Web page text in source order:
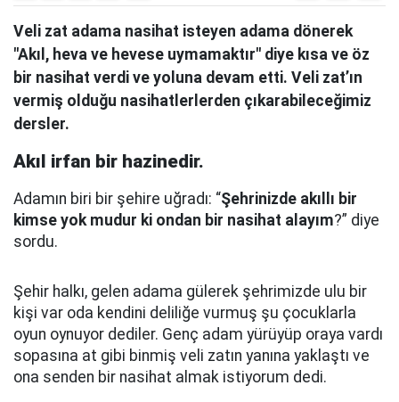
Veli zat adama nasihat isteyen adama dönerek
"Akıl, heva ve hevese uymamaktır" diye kısa ve öz
bir nasihat verdi ve yoluna devam etti. Veli zat’ın
vermiş olduğu nasihatlerlerden çıkarabileceğimiz
dersler.
Akıl irfan bir hazinedir.
Adamın biri bir şehire uğradı: “Şehrinizde akıllı bir
kimse yok mudur ki ondan bir nasihat alayım?” diye
sordu.
Şehir halkı, gelen adama gülerek şehrimizde ulu bir
kişi var oda kendini deliliğe vurmuş şu çocuklarla
oyun oynuyor dediler. Genç adam yürüyüp oraya vardı
sopasına at gibi binmiş veli zatın yanına yaklaştı ve
ona senden bir nasihat almak istiyorum dedi.